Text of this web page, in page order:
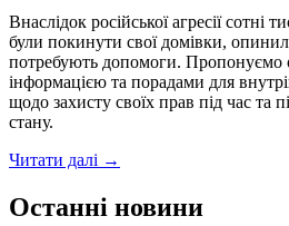
ветеранів
війни
Внаслідок російської агресії сотні
були покинути свої домівки,
потребують допомоги. Пропонуємо
інформацією та порадами для
щодо захисту своїх прав під час та
стану.
Читати далі Як
свої
права
→
Останні новини